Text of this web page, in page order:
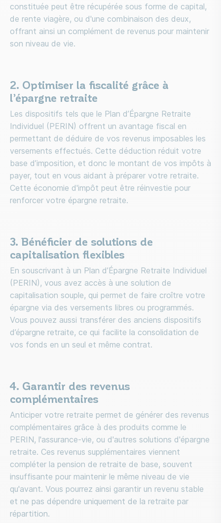
constituée peut être récupérée sous forme de capital,
de rente viagère, ou d'une combinaison des deux,
offrant ainsi un complément de revenus pour maintenir
son niveau de vie.
2. Optimiser la fiscalité grâce à
l’épargne retraite
Les dispositifs tels que le Plan d’Épargne Retraite
Individuel (PERIN) offrent un avantage fiscal en
permettant de déduire de vos revenus imposables les
versements effectués. Cette déduction réduit votre
base d’imposition, et donc le montant de vos impôts à
payer, tout en vous aidant à préparer votre retraite.
Cette économie d'impôt peut être réinvestie pour
renforcer votre épargne retraite.
3. Bénéficier de solutions de
capitalisation flexibles
En souscrivant à un Plan d’Épargne Retraite Individuel
(PERIN), vous avez accès à une solution de
capitalisation souple, qui permet de faire croître votre
épargne via des versements libres ou programmés.
Vous pouvez aussi transférer des anciens dispositifs
d’épargne retraite, ce qui facilite la consolidation de
vos fonds en un seul et même contrat.
4. Garantir des revenus
complémentaires
Anticiper votre retraite permet de générer des revenus
complémentaires grâce à des produits comme le
PERIN, l'assurance-vie, ou d'autres solutions d'épargne
retraite. Ces revenus supplémentaires viennent
compléter la pension de retraite de base, souvent
insuffisante pour maintenir le même niveau de vie
qu'avant. Vous pourrez ainsi garantir un revenu stable
et ne pas dépendre uniquement de la retraite par
répartition.